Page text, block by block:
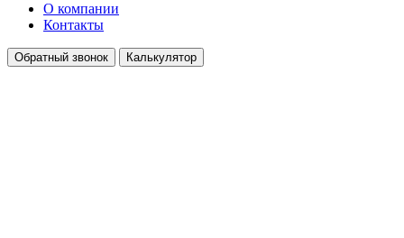
О компании
Контакты
Обратный звонок Калькулятор